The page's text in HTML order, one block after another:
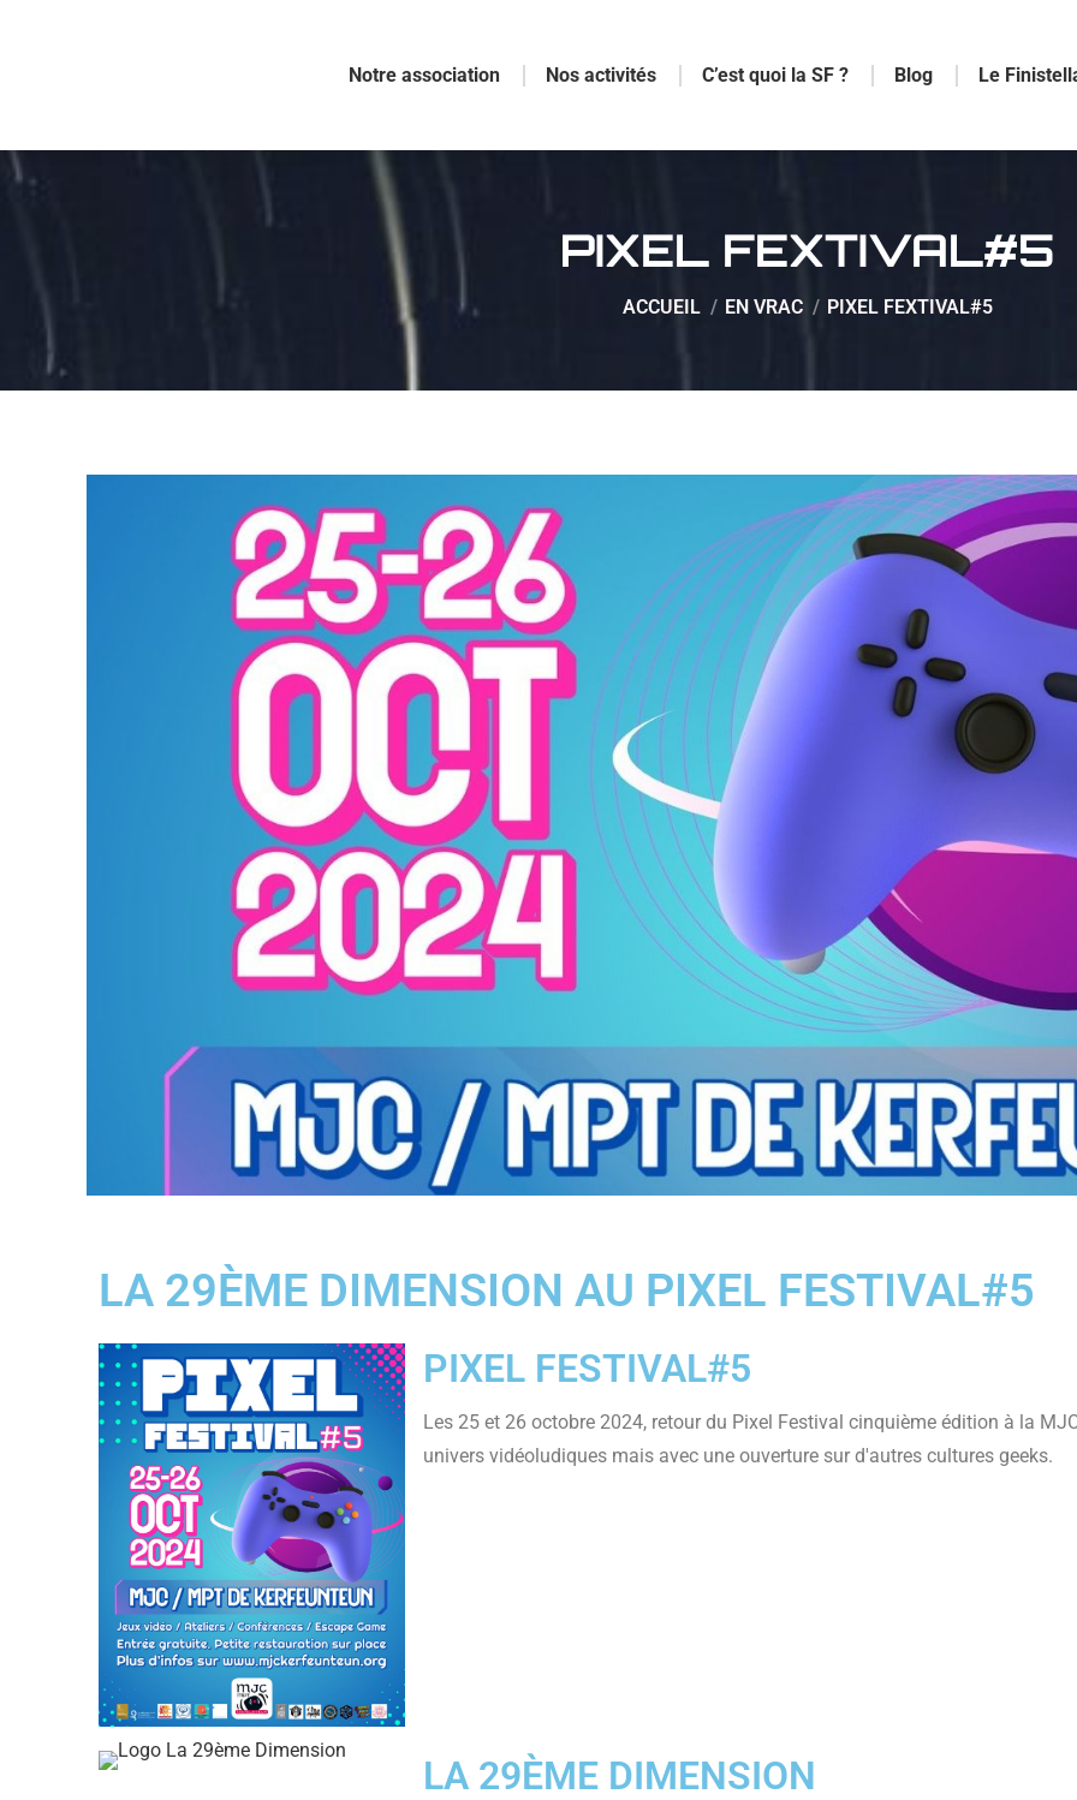
Notre association Nos activités C’est quoi la SF ? Blog Le
PIXEL FEXTIVAL#5
Vous êtes ici :
ACCUEIL EN VRAC PIXEL FEXTIVAL#5
LA 29ÈME DIMENSION AU PIXEL FESTIVAL#5
PIXEL FESTIVAL#5
Les 25 et 26 octobre 2024, retour du Pixel Festival cinquième édition à la
univers vidéoludiques mais avec une ouverture sur d'autres cultures geeks.
LA 29ÈME DIMENSION